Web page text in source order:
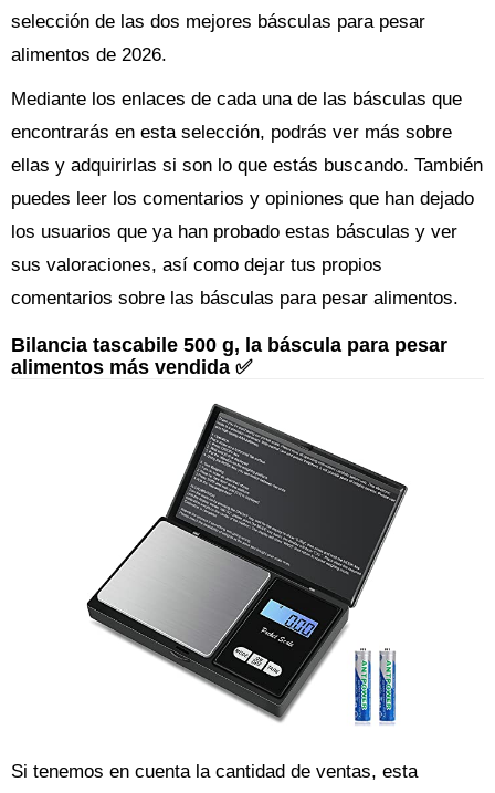
selección de las dos mejores básculas para pesar
alimentos de 2026.
Mediante los enlaces de cada una de las básculas que
encontrarás en esta selección, podrás ver más sobre
ellas y adquirirlas si son lo que estás buscando. También
puedes leer los comentarios y opiniones que han dejado
los usuarios que ya han probado estas básculas y ver
sus valoraciones, así como dejar tus propios
comentarios sobre las básculas para pesar alimentos.
Bilancia tascabile 500 g, la báscula para pesar
alimentos más vendida ✅
Si tenemos en cuenta la cantidad de ventas, esta